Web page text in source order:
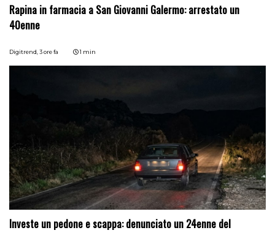
Rapina in farmacia a San Giovanni Galermo: arrestato un
40enne
Digitrend, 3 ore fa 1 min
Investe un pedone e scappa: denunciato un 24enne del